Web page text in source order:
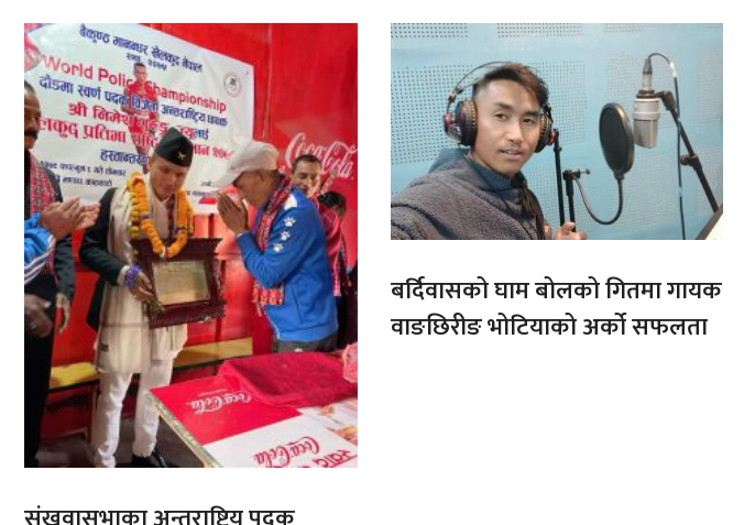
बर्दिवासको घाम बोलको गितमा गायक
वाङछिरीङ भोटियाको अर्को सफलता